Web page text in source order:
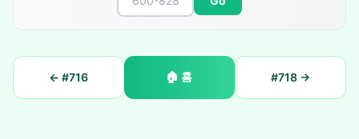
← #716 🏠 홈 #718→